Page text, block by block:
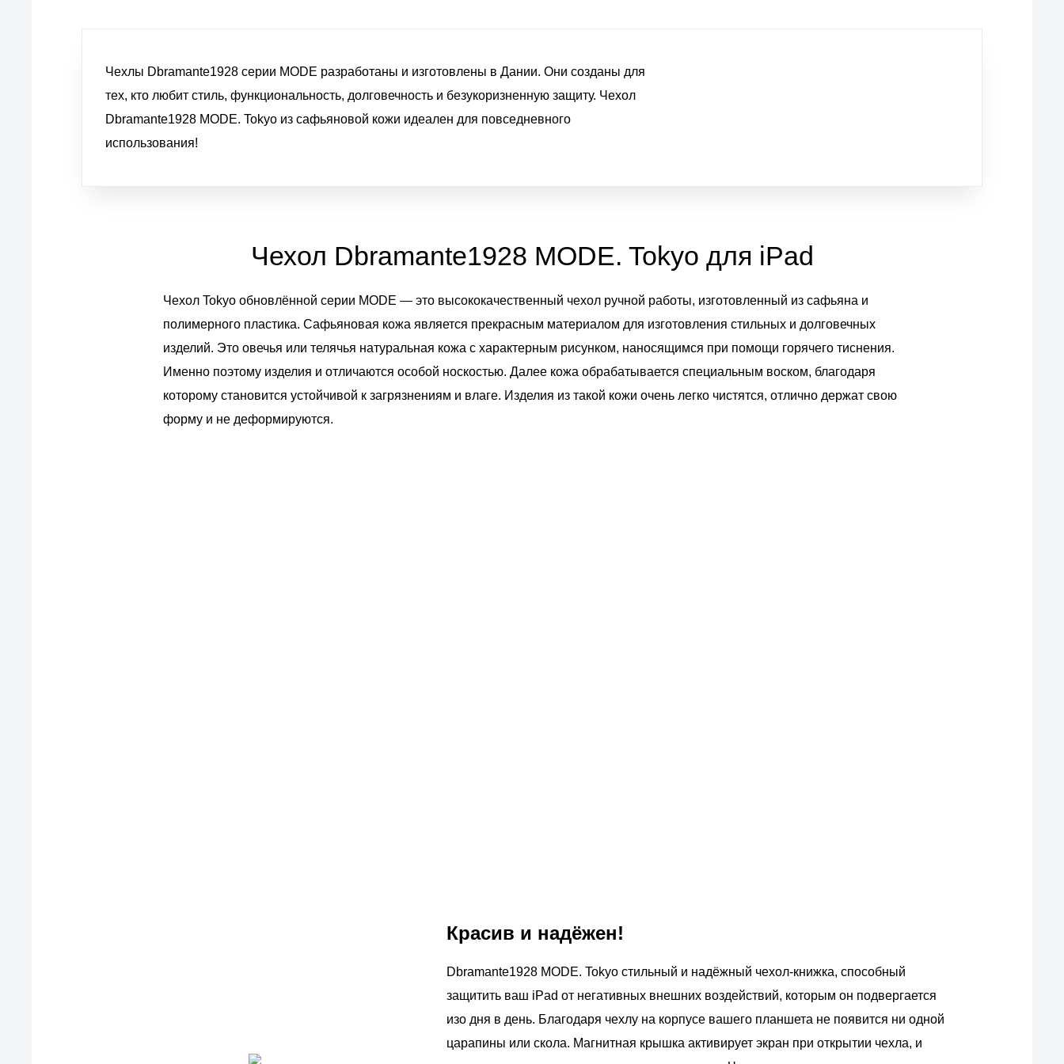
Чехлы Dbramante1928 серии MODE разработаны и изготовлены в Дании. Они созданы для
тех, кто любит стиль, функциональность, долговечность и безукоризненную защиту. Чехол
Dbramante1928 MODE. Tokyo из сафьяновой кожи идеален для повседневного
использования!
Чехол Dbramante1928 MODE. Tokyo для iPad
Чехол Tokyo обновлённой серии MODE — это высококачественный чехол ручной работы, изготовленный из сафьяна и
полимерного пластика. Сафьяновая кожа является прекрасным материалом для изготовления стильных и долговечных
изделий. Это овечья или телячья натуральная кожа с характерным рисунком, наносящимся при помощи горячего тиснения.
Именно поэтому изделия и отличаются особой носкостью. Далее кожа обрабатывается специальным воском, благодаря
которому становится устойчивой к загрязнениям и влаге. Изделия из такой кожи очень легко чистятся, отлично держат свою
форму и не деформируются.
Красив и надёжен!
Dbramante1928 MODE. Tokyo стильный и надёжный чехол-книжка, способный
защитить ваш iPad от негативных внешних воздействий, которым он подвергается
изо дня в день. Благодаря чехлу на корпусе вашего планшета не появится ни одной
царапины или скола. Магнитная крышка активирует экран при открытии чехла, и